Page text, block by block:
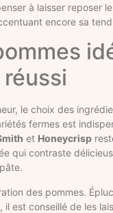
à laisser reposer le
encore sa
le choix des
fermes est
et Honeycrisp
qui contraste
des pommes.
il est conseillé de les